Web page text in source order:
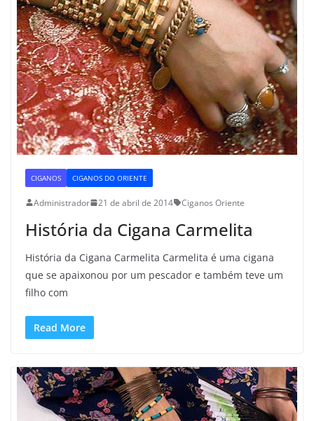
CIGANOS CIGANOS DO ORIENTE
Administrador 21 de abril de 2014 Ciganos Oriente
História da Cigana Carmelita
História da Cigana Carmelita Carmelita é uma cigana
que se apaixonou por um pescador e também teve um
filho com
Read More